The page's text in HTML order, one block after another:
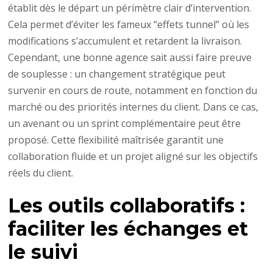
établit dès le départ un périmètre clair d’intervention.
Cela permet d’éviter les fameux “effets tunnel” où les
modifications s’accumulent et retardent la livraison.
Cependant, une bonne agence sait aussi faire preuve
de souplesse : un changement stratégique peut
survenir en cours de route, notamment en fonction du
marché ou des priorités internes du client. Dans ce cas,
un avenant ou un sprint complémentaire peut être
proposé. Cette flexibilité maîtrisée garantit une
collaboration fluide et un projet aligné sur les objectifs
réels du client.
Les outils collaboratifs :
faciliter les échanges et
le suivi